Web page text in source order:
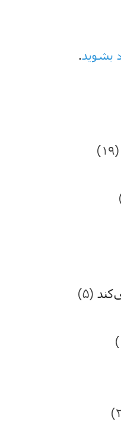
بشوید.
(۱۹)
(۵)